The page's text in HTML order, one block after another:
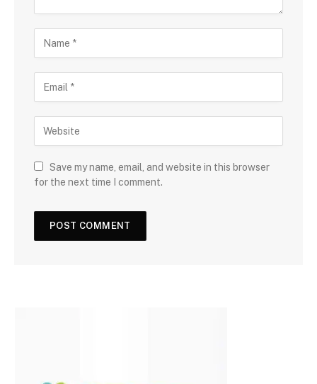
Save my name, email, and website in this browser
for the next time I comment.